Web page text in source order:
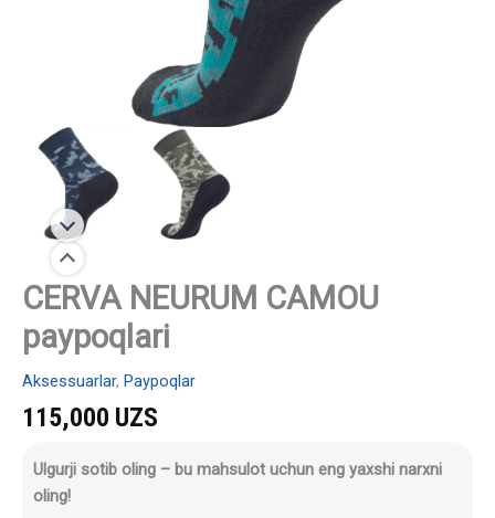
CERVA NEURUM CAMOU
paypoqlari
Aksessuarlar, Paypoqlar
115,000 UZS
Ulgurji sotib oling – bu mahsulot uchun eng yaxshi narxni
oling!